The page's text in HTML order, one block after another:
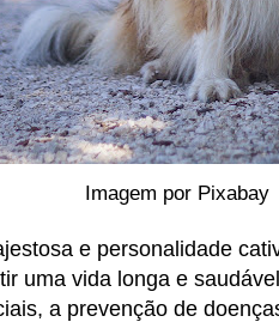
Pixabay
e personalidade
uma vida longa e
a prevenção de